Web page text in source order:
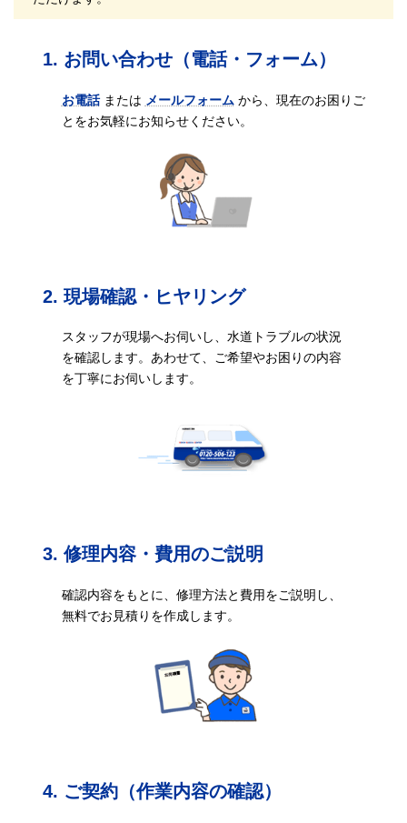
1. お問い合わせ（電話・フォーム）
お電話または メールフォーム から、現在のお困りご
とをお気軽にお知らせください。
2. 現場確認・ヒヤリング
スタッフが現場へお伺いし、水道トラブルの状況
を確認します。あわせて、ご希望やお困りの内容
を丁寧にお伺いします。
3. 修理内容・費用のご説明
確認内容をもとに、修理方法と費用をご説明し、
無料でお見積りを作成します。
4. ご契約（作業内容の確認）